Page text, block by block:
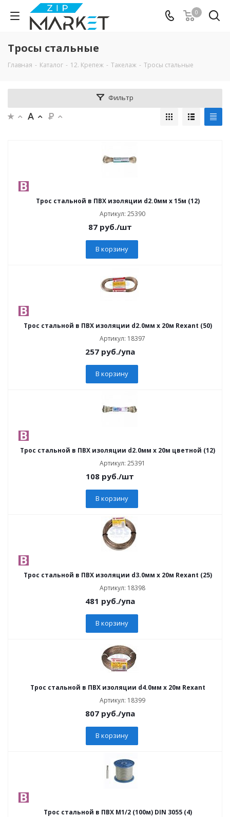
0
Тросы стальные
Главная - Каталог - 12. Крепеж - Такелаж - Тросы стальные
Фильтр
Трос стальной в ПВХ изоляции d2.0мм х 15м (12)
Артикул: 25390
87руб./шт
В корзину
Трос стальной в ПВХ изоляции d2.0мм х 20м Rexant (50)
Артикул: 18397
257руб./упа
В корзину
Трос стальной в ПВХ изоляции d2.0мм х 20м цветной (12)
Артикул: 25391
108 руб./шт
В корзину
Трос стальной в ПВХ изоляции d3.0мм х 20м Rexant (25)
Артикул: 18398
481 руб./упа
В корзину
Трос стальной в ПВХ изоляции d4.0мм х 20м Rexant
Артикул: 18399
807руб./упа
В корзину
Трос стальной в ПВХ М1/2 (100м) DIN 3055 (4)